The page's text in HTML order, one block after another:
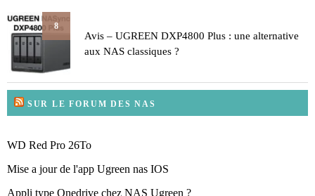
8
Avis – UGREEN DXP4800 Plus : une alternative
aux NAS classiques ?
SUR LE FORUM DES NAS
WD Red Pro 26To
Mise a jour de l'app Ugreen nas IOS
Appli type Onedrive chez NAS Ugreen ?